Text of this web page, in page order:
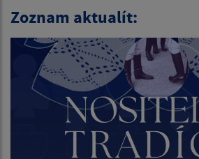
Zoznam aktualít: